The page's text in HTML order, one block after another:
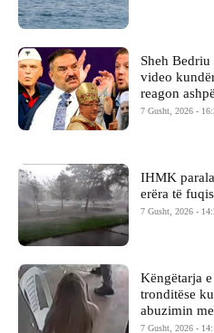
Sheh
video
reagon
7 Gusht, 2026 -
IHMK
erëra të
7 Gusht, 2026 -
Këngëtarja
tronditëse
abuzimin
7 Gusht, 2026 -